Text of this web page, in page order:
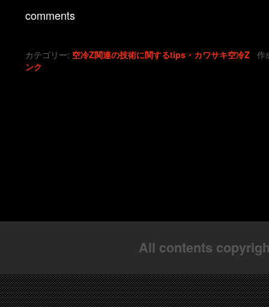
comments
カテゴリー: 空冷Z関連の技術に関するtips・カワサキ空冷Z 作
ンク
All contents